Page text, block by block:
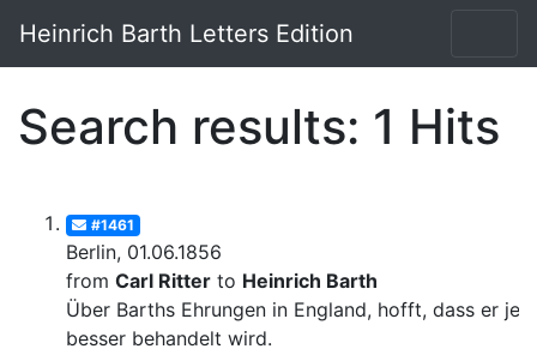
Heinrich Barth Letters Edition
Search results: 1 Hits
#1461
Berlin, 01.06.1856
from Carl Ritter to Heinrich Barth
Über Barths Ehrungen in England, hofft, dass er
besser behandelt wird.